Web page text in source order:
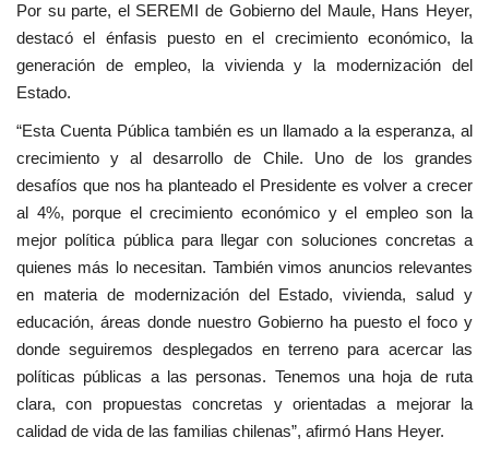
Por su parte, el SEREMI de Gobierno del Maule, Hans Heyer,
destacó el énfasis puesto en el crecimiento económico, la
generación de empleo, la vivienda y la modernización del
Estado.
“Esta Cuenta Pública también es un llamado a la esperanza, al
crecimiento y al desarrollo de Chile. Uno de los grandes
desafíos que nos ha planteado el Presidente es volver a crecer
al 4%, porque el crecimiento económico y el empleo son la
mejor política pública para llegar con soluciones concretas a
quienes más lo necesitan. También vimos anuncios relevantes
en materia de modernización del Estado, vivienda, salud y
educación, áreas donde nuestro Gobierno ha puesto el foco y
donde seguiremos desplegados en terreno para acercar las
políticas públicas a las personas. Tenemos una hoja de ruta
clara, con propuestas concretas y orientadas a mejorar la
calidad de vida de las familias chilenas”, afirmó Hans Heyer.